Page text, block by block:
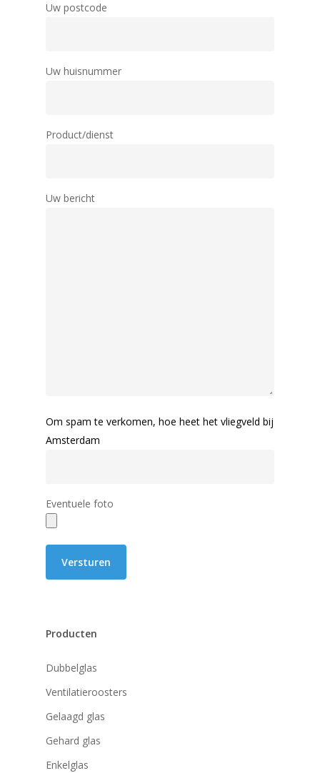
Uw postcode
Uw huisnummer
Product/dienst
Uw bericht
Om spam te verkomen, hoe heet het vliegveld bij
Amsterdam
Eventuele foto
Producten
Dubbelglas
Ventilatieroosters
Gelaagd glas
Gehard glas
Enkelglas